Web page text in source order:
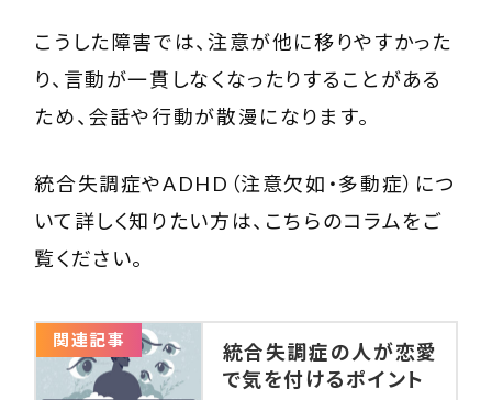
こうした障害では、注意が他に移りやすかった
り、言動が一貫しなくなったりすることがある
ため、会話や行動が散漫になります。
統合失調症やADHD（注意欠如・多動症）につ
いて詳しく知りたい方は、こちらのコラムをご
覧ください。
関連記事
統合失調症の人が恋愛
で気を付けるポイント